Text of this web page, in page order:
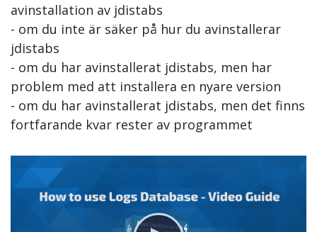
avinstallation av jdistabs
- om du inte är säker på hur du avinstallerar
jdistabs
- om du har avinstallerat jdistabs, men har
problem med att installera en nyare version
- om du har avinstallerat jdistabs, men det finns
fortfarande kvar rester av programmet